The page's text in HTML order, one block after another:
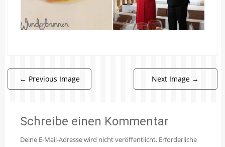
← Previous Image Next Image →
Schreibe einen Kommentar
Deine E-Mail-Adresse wird nicht veröffentlicht. Erforderliche